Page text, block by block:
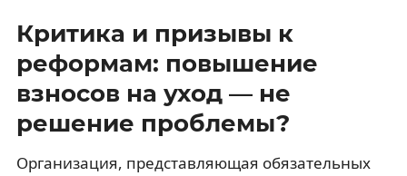
Критика и призывы к
реформам: повышение
взносов на уход — не
решение проблемы?
Организация, представляющая обязательных